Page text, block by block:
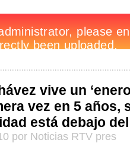
vive un
vez en 5 años,
está debajo
por Noticias RTV pres